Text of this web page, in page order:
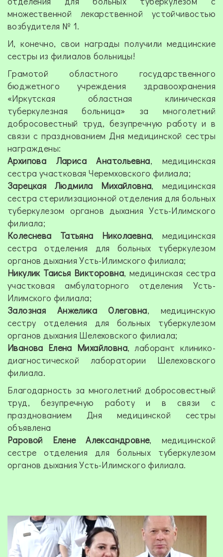
множественной лекарственной устойчивостью
возбудителя № 1.
И, конечно, свои награды получили медцинские
сестры из филиалов больницы!
Грамотой областного государственного
бюджетного учреждения здравоохранения
«Иркутская областная клиническая
туберкулезная больница» за многолетний
добросовестный труд, безупречную работу и в
связи с празднованием Дня медицинской сестры
награждены:
Архипова Лариса Анатольевна, медицинская
сестра участковая Черемховского филиала;
Зарецкая Людмила Михайловна, медицинская
сестра стерилизационной отделения для больных
туберкулезом органов дыхания Усть-Илимского
филиала;
Колеснева Татьяна Николаевна, медицинская
сестра отделения для больных туберкулезом
органов дыхания Усть-Илимского филиала;
Никулик Таисья Викторовна, медицинская сестра
участковая амбулаторного отделения Усть-
Илимского филиала;
Залозная Анжелика Олеговна,
медицинскую
сестру отделения для больных туберкулезом
органов дыхания Шелеховского филиала;
Иванова Елена Михайловна, лаборант клинико-
диагностической лаборатории Шелеховского
филиала.
Благодарность за многолетний добросовестный
труд, безупречную работу и в связи с
празднованием Дня медицинской сестры
объявлена
Раровой Елене Александровне, медицинской
сестре отделения для больных туберкулезом
органов дыхания Усть-Илимского филиала.